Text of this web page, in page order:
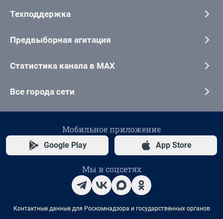
Техподдержка
Предвыборная агитация
Статистика канала в MAX
Все города сети
Мобильное приложение
Google Play App Store
Мы в соцсетях
Контактные данные для Роскомнадзора и государственных органов